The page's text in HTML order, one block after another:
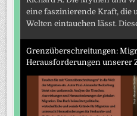
eine faszinierende Kraft, die
Welten eintauchen lässt.
Grenzüberschreitungen:
Herausforderungen unserer